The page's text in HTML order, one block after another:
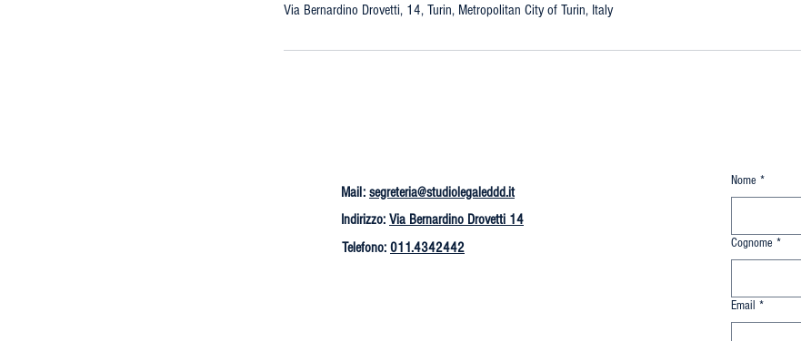
Via Bernardino Drovetti, 14, Turin, Metropolitan City of Turin, Italy
Mail: segreteria@studiolegaleddd.it
Indirizzo: Via Bernardino Drovetti 14
Telefono: 011.4342442
Nome *
Cognome *
Email *